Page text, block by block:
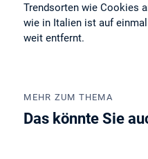
Trendsorten wie Cookies
wie in Italien ist auf
weit entfernt.
MEHR ZUM THEMA
Das könnte Sie